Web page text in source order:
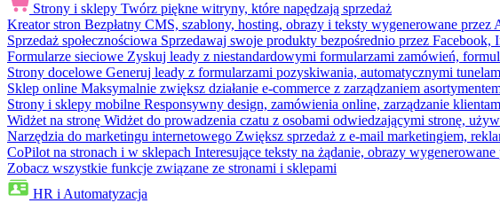
Strony i sklepy Twórz piękne witryny, które napędzają sprzedaż
Kreator stron Bezpłatny CMS, szablony, hosting, obrazy i teksty wygenerowane
Sprzedaż społecznościowa Sprzedawaj swoje produkty bezpośrednio przez Facebook,
Formularze sieciowe Zyskuj leady z niestandardowymi formularzami zamówień,
Strony docelowe Generuj leady z formularzami pozyskiwania, automatycznymi
Sklep online Maksymalnie zwiększ działanie e-commerce z zarządzaniem
Strony i sklepy mobilne Responsywny design, zamówienia online, zarządzanie
Widżet na stronę Widżet do prowadzenia czatu z osobami odwiedzającymi stronę,
Narzędzia do marketingu internetowego Zwiększ sprzedaż z e-mail marketingiem,
CoPilot na stronach i w sklepach Interesujące teksty na żądanie, obrazy
Zobacz wszystkie funkcje związane ze stronami i sklepami
HR i Automatyzacja